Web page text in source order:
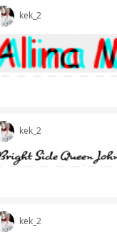
kek_2
kek_2
kek_2